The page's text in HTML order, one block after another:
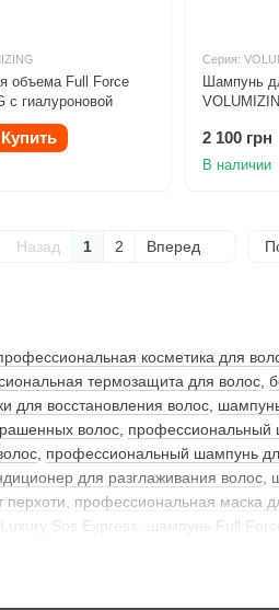
косметика для
термозащита для волос
для восстановления волос
волос профессиональный
профессиональный шампунь
для разглаживания волос
профессиональная маска
Sos Express шампунь Full Force
объема Full Force
с гиалуроновой
Купить
Серия:
Шампунь
кислотой
2 100 грн
В наличии
Назад 1 2 Вперед